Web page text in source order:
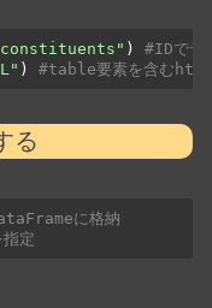
) #IDでテ
) #table要素を含むhtml
る
に格納
定